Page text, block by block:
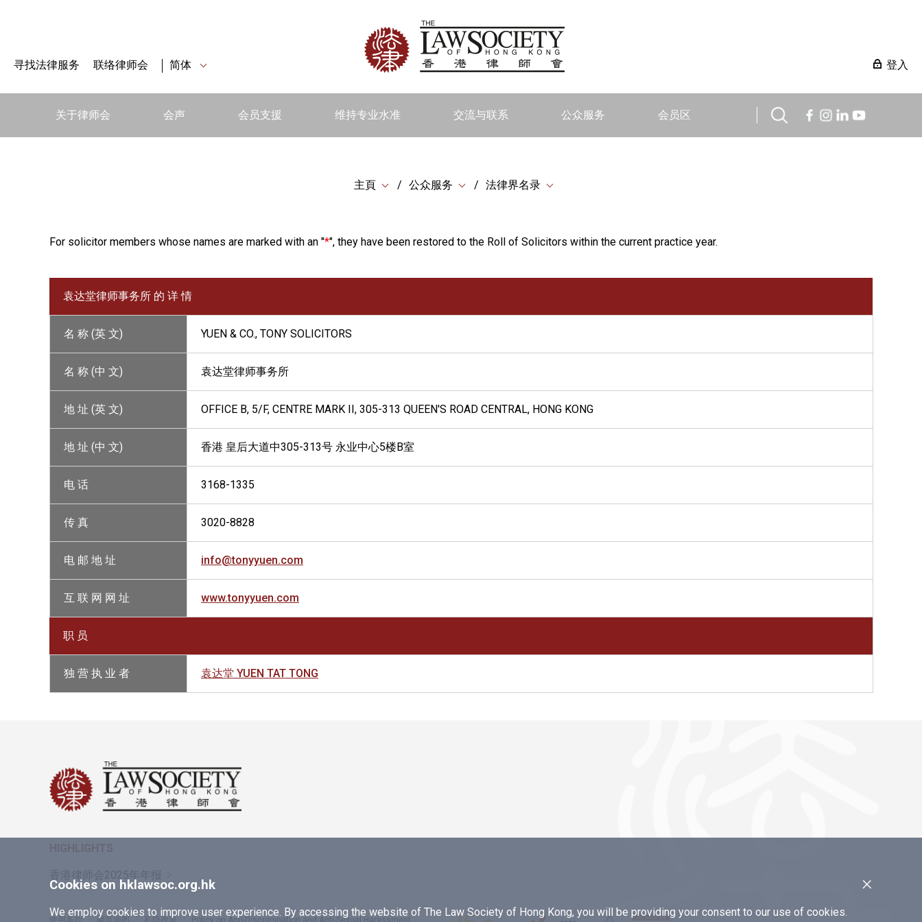
寻找法律服务 联络律师会 简体 登入
关于律师会 会声 会员支援 维持专业水准 交流与联系 公众服务 会员区
主頁 公众服务 法律界名录
For solicitor members whose names are marked with an "*", they have been restored to the Roll of Solicitors within the current practice year.
袁达堂律师事务所 的 详 情
名 称 (英 文) YUEN & CO., TONY SOLICITORS
名 称 (中 文) 袁达堂律师事务所
地 址 (英 文) OFFICE B, 5/F, CENTRE MARK II, 305-313 QUEEN'S ROAD CENTRAL, HONG KONG
地 址 (中 文) 香港 皇后大道中305-313号 永业中心5楼B室
电 话 3168-1335
传 真 3020-8828
电 邮 地 址 info@tonyyuen.com
互 联 网 网 址 www.tonyyuen.com
职 员
独 营 执 业 者 袁达堂 YUEN TAT TONG
×
Cookies on hklawsoc.org.hk
We employ cookies to improve user experience. By accessing the website of The Law Society of Hong Kong, you will be providing your consent to our use of cookies.
香港律师会2025年年报
网页地图 私隐政策 Policy on Anti-Discrimination and Anti-Sexual Harassment